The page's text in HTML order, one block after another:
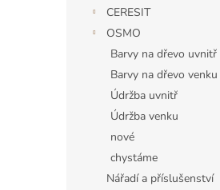
CERESIT
OSMO
Barvy na dřevo uvnitř
Barvy na dřevo venku
Údržba uvnitř
Údržba venku
nové
chystáme
Nářadí a příslušenství